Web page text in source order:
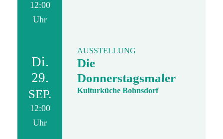
12:00
Uhr
Di.
29.
SEP.
12:00
Uhr
AUSSTELLUNG
Die
Donnerstagsmaler
Kulturküche Bohnsdorf